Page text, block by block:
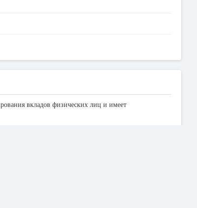
вкладов физических лиц и имеет